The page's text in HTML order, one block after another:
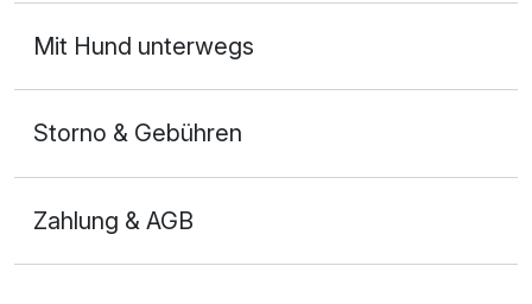
Mit Hund unterwegs
Storno & Gebühren
Zahlung & AGB